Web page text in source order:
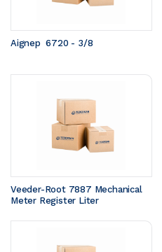
Aignep  6720 - 3/8
Veeder-Root 7887 Mechanical
Meter Register Liter